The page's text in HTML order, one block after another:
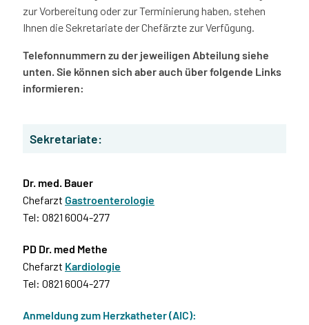
zur Vorbereitung oder zur Terminierung haben, stehen
Ihnen die Sekretariate der Chefärzte zur Verfügung.
Telefonnummern zu der jeweiligen Abteilung siehe
unten. Sie können sich aber auch über folgende Links
informieren:
Sekretariate:
Dr. med. Bauer
Chefarzt Gastroenterologie
Tel: 0821 6004-277
PD Dr. med Methe
Chefarzt Kardiologie
Tel: 0821 6004-277
Anmeldung zum Herzkatheter (AIC):